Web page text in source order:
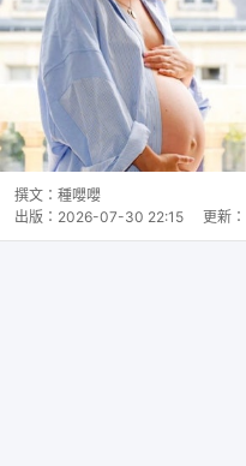
撰文： 種嚶嚶
出版： 2026-07-30 22:15 更新：